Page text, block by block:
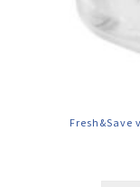
Fresh&Save